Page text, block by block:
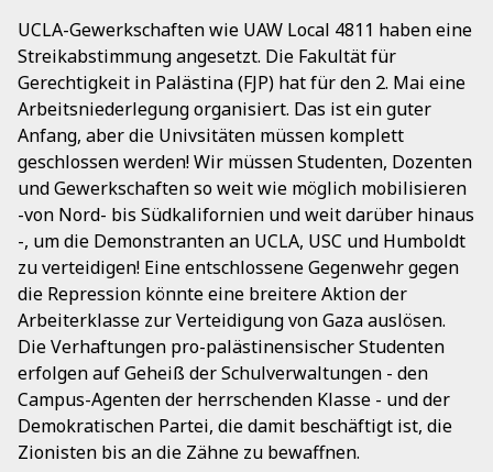
UCLA-Gewerkschaften wie UAW Local 4811 haben eine
Streikabstimmung angesetzt. Die Fakultät für
Gerechtigkeit in Palästina (FJP) hat für den 2. Mai eine
Arbeitsniederlegung organisiert. Das ist ein guter
Anfang, aber die Univsitäten müssen komplett
geschlossen werden! Wir müssen Studenten, Dozenten
und Gewerkschaften so weit wie möglich mobilisieren
-von Nord- bis Südkalifornien und weit darüber hinaus
-, um die Demonstranten an UCLA, USC und Humboldt
zu verteidigen! Eine entschlossene Gegenwehr gegen
die Repression könnte eine breitere Aktion der
Arbeiterklasse zur Verteidigung von Gaza auslösen.
Die Verhaftungen pro-palästinensischer Studenten
erfolgen auf Geheiß der Schulverwaltungen - den
Campus-Agenten der herrschenden Klasse - und der
Demokratischen Partei, die damit beschäftigt ist, die
Zionisten bis an die Zähne zu bewaffnen.